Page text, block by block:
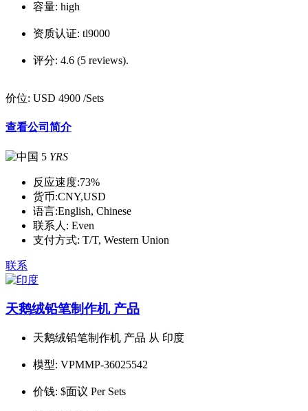
容量: high
资质认证: tl9000
评分: 4.6 (5 reviews).
价位: USD 4900 /Sets
查看公司简介
5 YRS
反应速度:73%
货币:CNY,USD
语言:English, Chinese
联系人: Even
支付方式: T/T, Western Union
联系
天鹅绒铅笔制作机 产品
天鹅绒铅笔制作机 产品 从 印度
模型: VPMMP-36025542
价钱: $面议 Per Sets